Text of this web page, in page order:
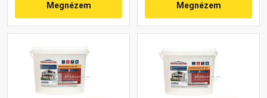
Megnézem Megnézem